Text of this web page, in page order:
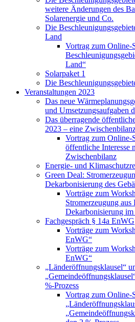
weitere Änderungen des
Solarenergie und Co.
Die
Land
Vortrag zum Online-
Land“
Solarpaket 1
Die
Veranstaltungen 2023
Das neue
und Umsetzungsaufgaben
Das überragende
2023 – eine
Vortrag zum Online-
öffentliche Interesse
Zwischenbilanz
Energie- und
Green Deal:
Dekarbonisierung des
Vorträge zum
Stromerzeugung aus
Dekarbonisierung im
Fachgespräch § 14a EnWG
Vorträge zum
EnWG“
Vorträge zum
EnWG“
„Länderöffnungsklausel“
%-Prozess
Vortrag zum Online-